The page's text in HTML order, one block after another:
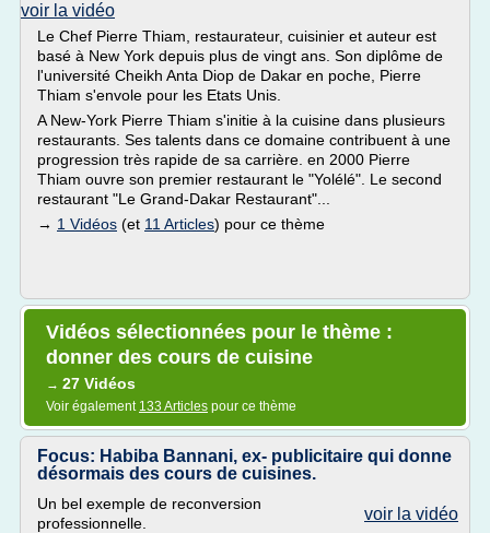
voir la vidéo
Le Chef Pierre Thiam, restaurateur, cuisinier et auteur est
basé à New York depuis plus de vingt ans. Son diplôme de
l'université Cheikh Anta Diop de Dakar en poche, Pierre
Thiam s'envole pour les Etats Unis.
A New-York Pierre Thiam s'initie à la cuisine dans plusieurs
restaurants. Ses talents dans ce domaine contribuent à une
progression très rapide de sa carrière. en 2000 Pierre
Thiam ouvre son premier restaurant le "Yolélé". Le second
restaurant "Le Grand-Dakar Restaurant"...
→ 1 Vidéos (et 11 Articles) pour ce thème
Vidéos sélectionnées pour le thème :
donner des cours de cuisine
→ 27 Vidéos
Voir également 133 Articles pour ce thème
Focus: Habiba Bannani, ex- publicitaire qui donne
désormais des cours de cuisines.
voir la vidéo
Un bel exemple de reconversion
professionnelle.